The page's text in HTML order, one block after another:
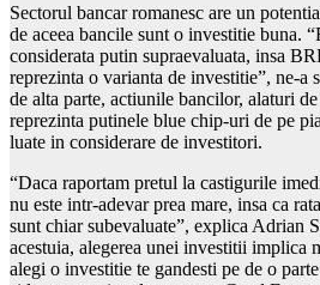
Sectorul bancar romanesc are un
de aceea bancile sunt o investitie buna.
considerata putin supraevaluata, insa
reprezinta o varianta de investitie”, ne-a
de alta parte, actiunile bancilor, alaturi
reprezinta putinele blue chip-uri de pe
luate in considerare de investitori.
“Daca raportam pretul la castigurile
nu este intr-adevar prea mare, insa ca
sunt chiar subevaluate”, explica Adrian
acestuia, alegerea unei investitii implica
alegi o investitie te gandesti pe de o